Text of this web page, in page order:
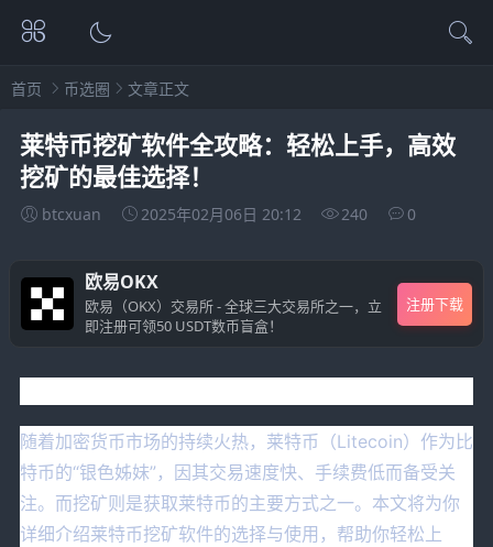
首页 币选圈 文章正文
莱特币挖矿软件全攻略：轻松上手，高效
挖矿的最佳选择！
btcxuan 2025年02月06日 20:12 240 0
欧易OKX
欧易（OKX）交易所 - 全球三大交易所之一，立
即注册可领50 USDT数币盲盒！
注册下载
随着加密货币市场的持续火热，莱特币（Litecoin）作为比
特币的“银色姊妹”，因其交易速度快、手续费低而备受关
注。而挖矿则是获取莱特币的主要方式之一。本文将为你
详细介绍莱特币挖矿软件的选择与使用，帮助你轻松上